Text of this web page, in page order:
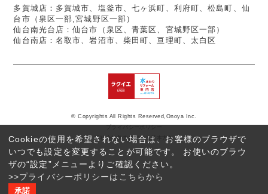
Cookieの使用を希望されない場合は、お客様のブラウザで
いつでも設定を変更することが可能です。 お使いのブラウ
ザの“設定”メニューよりご確認ください。
>>プライバシーポリシーはこちらから
承諾
反社会的勢力に対する基本方針
© Copyrights All Rights Reserved,Onoya Inc.
多賀城店：多賀城市、塩釜市、七ヶ浜町、利府町、松島町、仙
台市（泉区一部,宮城野区一部）
仙台南光台店：仙台市（泉区、青葉区、宮城野区一部）
仙台南店：名取市、岩沼市、柴田町、亘理町、太白区